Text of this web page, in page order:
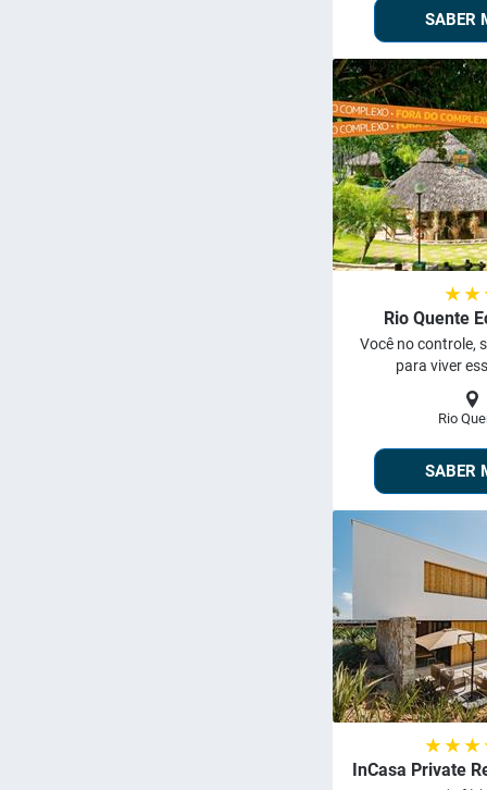
SABER
★ ★
Rio Quente
Você no controle,
para viver
Rio
SABER
★ ★ ★
InCasa Private